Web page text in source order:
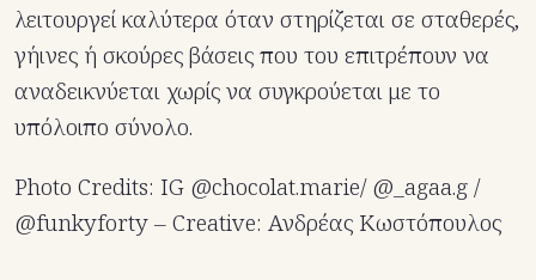
λειτουργεί καλύτερα όταν στηρίζεται σε σταθερές,
γήινες ή σκούρες βάσεις που του επιτρέπουν να
αναδεικνύεται χωρίς να συγκρούεται με το
υπόλοιπο σύνολο.
Photo Credits: IG @chocolat.marie/ @_agaa.g /
@funkyforty – Creative: Ανδρέας Κωστόπουλος